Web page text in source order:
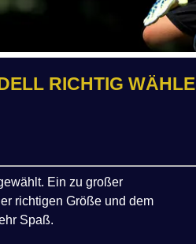
RICHTIG WÄHLEN
Ein zu großer
richtigen Größe und dem
Spaß.